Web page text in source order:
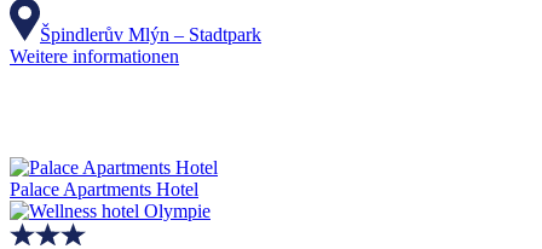
Špindlerův Mlýn – Stadtpark
Weitere informationen
Palace Apartments Hotel